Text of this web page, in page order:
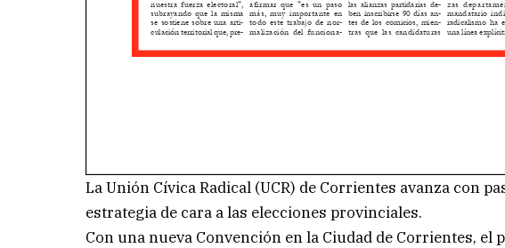
La Unión Cívica Radical (UCR) de Corrientes avanza con
estrategia de cara a las elecciones provinciales.
Con una nueva Convención en la Ciudad de Corrientes,